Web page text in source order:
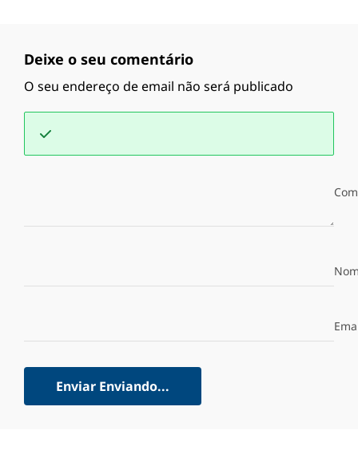
Deixe o seu comentário
O seu endereço de email não será publicado
Enviar Enviando...